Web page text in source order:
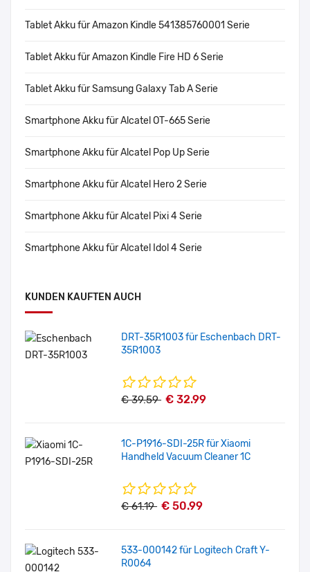
Tablet Akku für Amazon Kindle 541385760001 Serie
Tablet Akku für Amazon Kindle Fire HD 6 Serie
Tablet Akku für Samsung Galaxy Tab A Serie
Smartphone Akku für Alcatel OT-665 Serie
Smartphone Akku für Alcatel Pop Up Serie
Smartphone Akku für Alcatel Hero 2 Serie
Smartphone Akku für Alcatel Pixi 4 Serie
Smartphone Akku für Alcatel Idol 4 Serie
KUNDEN KAUFTEN AUCH
DRT-35R1003 für Eschenbach DRT-
35R1003
€ 39.59 € 32.99
1C-P1916-SDI-25R für Xiaomi
Handheld Vacuum Cleaner 1C
€ 61.19 € 50.99
533-000142 für Logitech Craft Y-
R0064